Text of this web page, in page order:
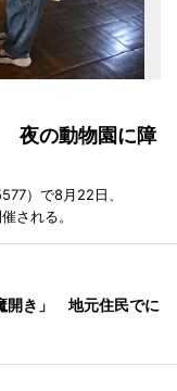
夜の動物園に障
）で8月22日、
される。
開き」 地元住民でに